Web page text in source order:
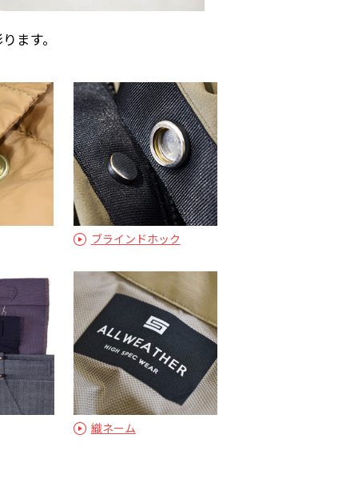
ます。
ブラインドホック
織ネーム